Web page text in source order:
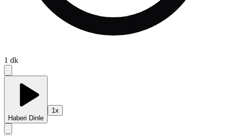
1 dk
Haberi Dinle
1x